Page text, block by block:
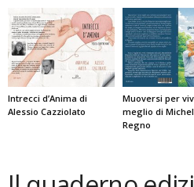
Intrecci d’Anima di
Alessio Cazziolato
Muoversi per
meglio di
Regno